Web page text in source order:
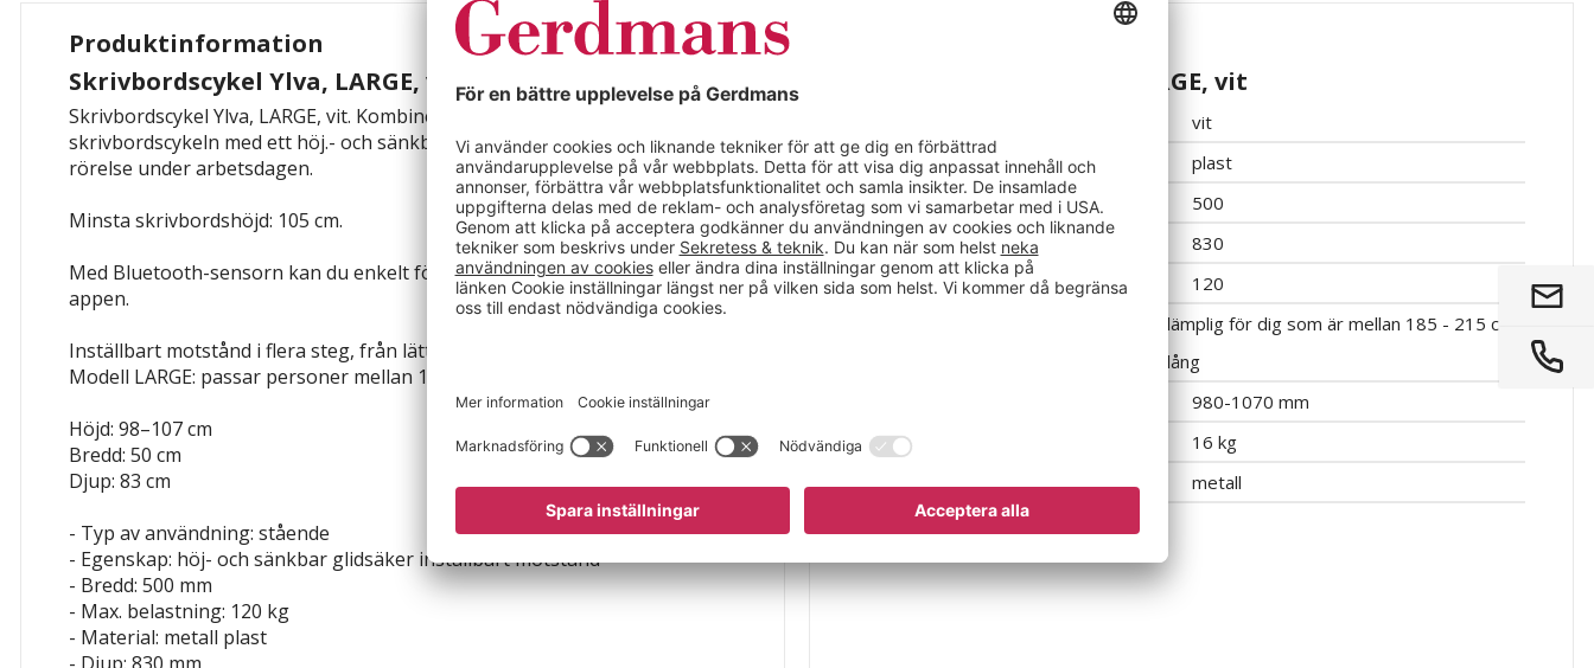
Produktinformation
Skrivbordscykel Ylva, LARGE, vit
Skrivbordscykel Ylva, LARGE, vit. Kombinera den unika, patenterade
skrivbordscykeln med ett höj.- och sänkbart skrivbord för en hälsosam dos
rörelse under arbetsdagen.
Minsta skrivbordshöjd: 105 cm.
Med Bluetooth-sensorn kan du enkelt följa din prestation i Deskbike-
appen.
Inställbart motstånd i flera steg, från lätt till tungt.
Modell LARGE: passar personer mellan 185–215 cm
Höjd: 98–107 cm
Bredd: 50 cm
Djup: 83 cm
- Typ av användning: stående
- Egenskap: höj- och sänkbar glidsäker inställbart motstånd
- Bredd: 500 mm
- Max. belastning: 120 kg
- Material: metall plast
Skrivbordscykel Ylva, LARGE, vit
vit
Material
plast
Bredd (mm)
500
Djup (mm)
830
Max belastning (kg)
120
lämplig för dig som är mellan 185 - 215 cm
lång
980-1070 mm
Vikt
16 kg
Material
metall